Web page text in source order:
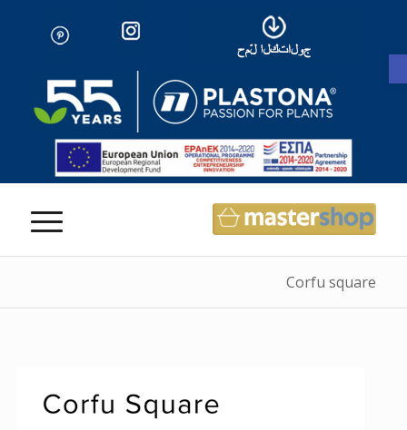
Open toolbar
Corfu square